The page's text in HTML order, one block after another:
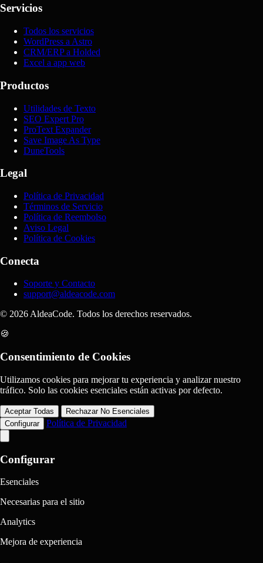
Servicios
Todos los servicios
WordPress a Astro
CRM/ERP a Holded
Excel a app web
Productos
Utilidades de Texto
SEO Expert Pro
ProText Expander
Save Image As Type
DuneTools
Legal
Política de Privacidad
Términos de Servicio
Política de Reembolso
Aviso Legal
Política de Cookies
Conecta
Soporte y Contacto
support@aldeacode.com
© 2026 AldeaCode. Todos los derechos reservados.
🍪
Consentimiento de Cookies
Utilizamos cookies para mejorar tu experiencia y analizar nuestro
tráfico. Solo las cookies esenciales están activas por defecto.
Aceptar Todas
Rechazar No Esenciales
Configurar
Política de Privacidad
Configurar
Esenciales
Necesarias para el sitio
Analytics
Mejora de experiencia